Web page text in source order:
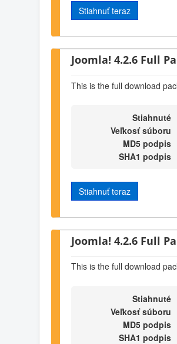
Stiahnuť teraz
Joomla! 4.2.6 Full
This is the full download
Stiahnuté
Veľkosť súboru
MD5 podpis
SHA1 podpis
Stiahnuť teraz
Joomla! 4.2.6 Full
This is the full download
Stiahnuté
Veľkosť súboru
MD5 podpis
SHA1 podpis